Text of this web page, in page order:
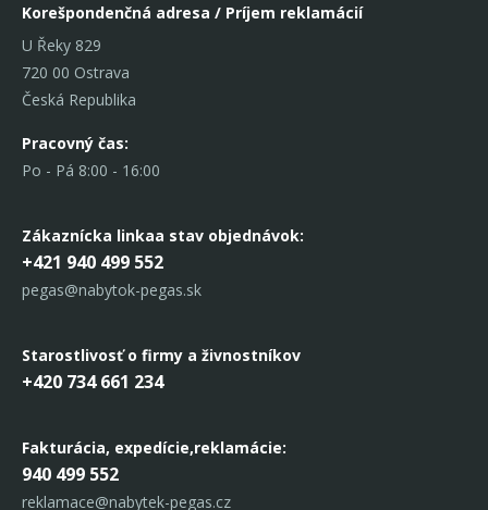
Korešpondenčná adresa / Príjem reklamácií
U Řeky 829
720 00 Ostrava
Česká Republika
Pracovný čas:
Po - Pá 8:00 - 16:00
Zákaznícka linkaa stav objednávok:
+421 940 499 552
pegas@nabytok-pegas.sk
Starostlivosť o firmy a živnostníkov
+420 734 661 234
Fakturácia, expedície,reklamácie:
940 499 552
reklamace@nabytek-pegas.cz